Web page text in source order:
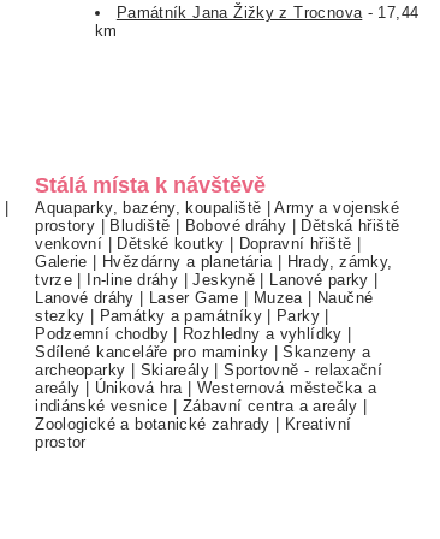
Památník Jana Žižky z Trocnova- 17,44
km
|
Stálá místa k návštěvě
Aquaparky, bazény, koupaliště |Army a vojenské
prostory | Bludiště | Bobové dráhy | Dětská hřiště
venkovní | Dětské koutky | Dopravní hřiště |
Galerie | Hvězdárny a planetária | Hrady, zámky,
tvrze | In-line dráhy |Jeskyně | Lanové parky |
Lanové dráhy | Laser Game | Muzea | Naučné
stezky | Památky a památníky| Parky |
Podzemní chodby| Rozhledny a vyhlídky |
Sdílené kanceláře pro maminky |Skanzeny a
archeoparky | Skiareály |Sportovně - relaxační
areály | Úniková hra |Westernová městečka a
indiánské vesnice | Zábavní centra a areály |
Zoologické a botanické zahrady | Kreativní
prostor